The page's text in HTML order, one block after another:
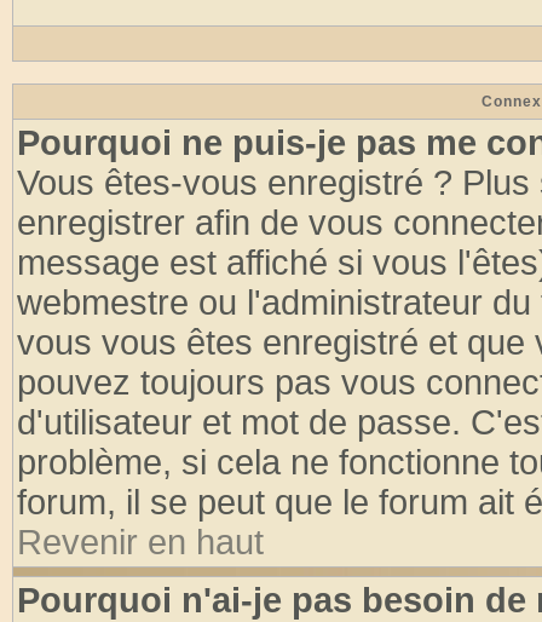
Pourquoi ne puis-je pas me
Vous êtes-vous enregistré ?
enregistrer afin de vous
message est affiché si vous
webmestre ou l'administrateur
vous vous êtes enregistré et
pouvez toujours pas vous
d'utilisateur et mot de passe.
problème, si cela ne fonctionne
forum, il se peut que le forum ait
Revenir en haut
Pourquoi n'ai-je pas besoin de